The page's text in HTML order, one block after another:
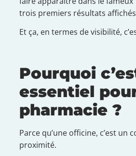
trois premiers résultats
Et ça, en termes de visibilité,
Pourquoi
essentiel
pharmacie ?
Parce qu’une officine, c’est un
proximité.